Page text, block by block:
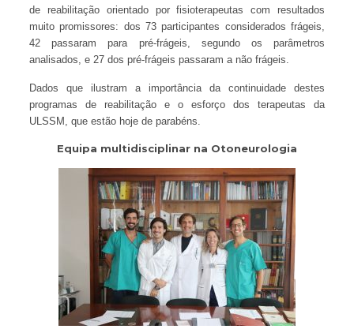
de reabilitação orientado por fisioterapeutas com resultados
muito promissores: dos 73 participantes considerados frágeis,
42 passaram para pré-frágeis, segundo os parâmetros
analisados, e 27 dos pré-frágeis passaram a não frágeis.
Dados que ilustram a importância da continuidade destes
programas de reabilitação e o esforço dos terapeutas da
ULSSM, que estão hoje de parabéns.
Equipa multidisciplinar na Otoneurologia